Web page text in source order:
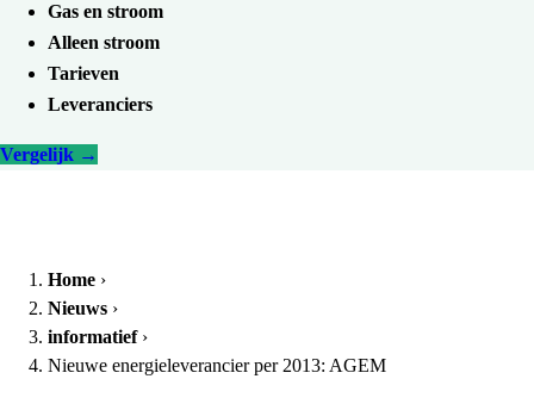
Gas en stroom
Alleen stroom
Tarieven
Leveranciers
Vergelijk →
Home ›
Nieuws ›
informatief ›
Nieuwe energieleverancier per 2013: AGEM